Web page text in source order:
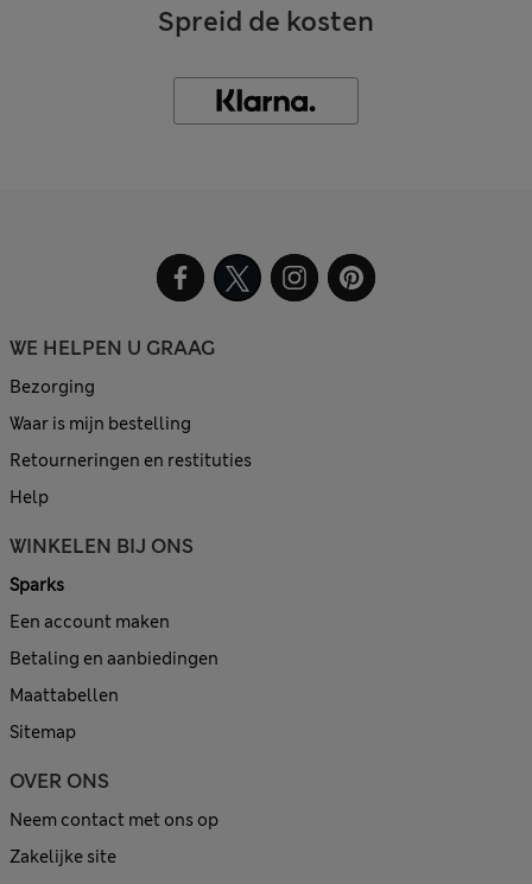
Spreid de kosten
WE HELPEN U GRAAG
Bezorging
Waar is mijn bestelling
Retourneringen en restituties
Help
WINKELEN BIJ ONS
Sparks
Een account maken
Betaling en aanbiedingen
Maattabellen
Sitemap
OVER ONS
Neem contact met ons op
Zakelijke site